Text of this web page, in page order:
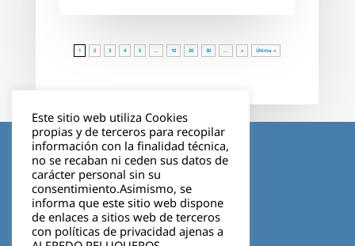
1 2 3 4 5 ... 10 20 30 ... » Última »
Aviso legal
Política de privacidad
Cookies
Este sitio web utiliza Cookies
propias y de terceros para recopilar
información con la finalidad técnica,
no se recaban ni ceden sus datos de
carácter personal sin su
consentimiento.Asimismo, se
informa que este sitio web dispone
de enlaces a sitios web de terceros
con políticas de privacidad ajenas a